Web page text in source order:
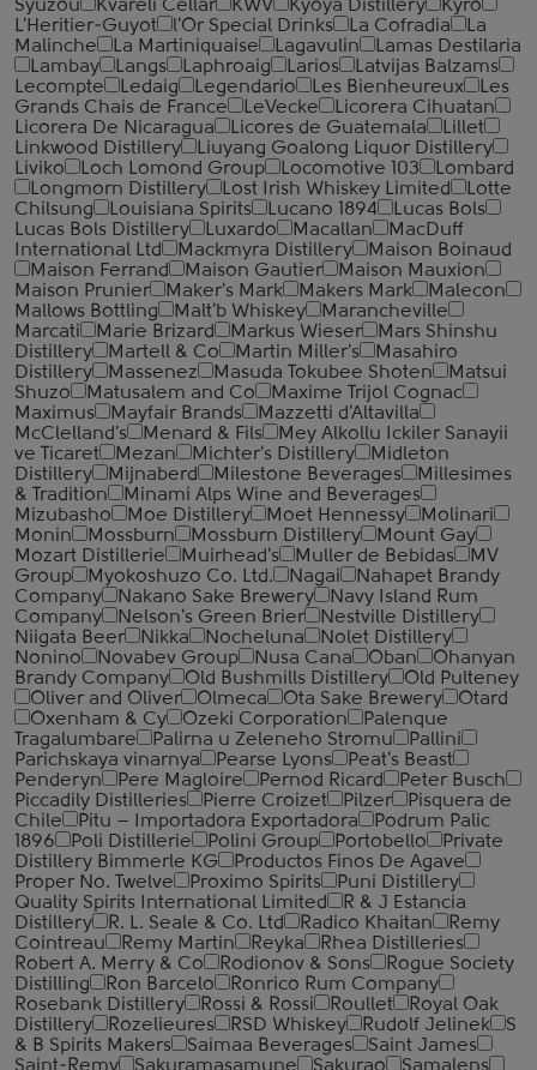
Syuzou
Kvareli Cellar KWV Kyoya Distillery
Kyro
L'Heritier-Guyot
l'Or Special Drinks La Cofradia
La
Malinche
La Martiniquaise Lagavulin
Lamas Destilaria
Lambay
Langs Laphroaig Larios
Latvijas Balzams
Lecompte
Ledaig Legendario Les Bienheureux
Les
Grands Chais de France
LeVecke
Licorera Cihuatan
Licorera De Nicaragua
Licores de Guatemala
Lillet
Linkwood Distillery
Liuyang Goalong Liquor Distillery
Liviko
Loch Lomond Group Locomotive 103
Lombard
Longmorn Distillery
Lost Irish Whiskey Limited
Lotte
Chilsung
Louisiana Spirits Lucano 1894
Lucas Bols
Lucas Bols Distillery
Luxardo Macallan
MacDuff
International Ltd
Mackmyra Distillery
Maison Boinaud
Maison Ferrand
Maison Gautier
Maison Mauxion
Maison Prunier
Maker's Mark Makers Mark
Malecon
Mallows Bottling
Malt'b Whiskey
Marancheville
Marcati
Marie Brizard Markus Wieser
Mars Shinshu
Distillery
Martell & Co Martin Miller's
Masahiro
Distillery
Massenez Masuda Tokubee Shoten
Matsui
Shuzo
Matusalem and Co
Maxime Trijol Cognac
Maximus
Mayfair Brands
Mazzetti d'Altavilla
McClelland's
Menard & Fils
Mey Alkollu Ickiler Sanayii
ve Ticaret
Mezan Michter's Distillery
Midleton
Distillery
Mijnaberd Milestone Beverages
Millesimes
& Tradition
Minami Alps Wine and Beverages
Mizubasho
Moe Distillery Moet Hennessy
Molinari
Monin
Mossburn Mossburn Distillery
Mount Gay
Mozart Distillerie
Muirhead's Muller de Bebidas
MV
Group
Myokoshuzo Co. Ltd. Nagai
Nahapet Brandy
Company
Nakano Sake Brewery
Navy Island Rum
Company
Nelson's Green Brier
Nestville Distillery
Niigata Beer
Nikka Nocheluna
Nolet Distillery
Nonino
Novabev Group Nusa Cana Oban
Ohanyan
Brandy Company
Old Bushmills Distillery
Old Pulteney
Oliver and Oliver
Olmeca Ota Sake Brewery
Otard
Oxenham & Cy
Ozeki Corporation
Palenque
Tragalumbare
Palirna u Zeleneho Stromu
Pallini
Parichskaya vinarnya
Pearse Lyons
Peat's Beast
Penderyn
Pere Magloire Pernod Ricard
Peter Busch
Piccadily Distilleries
Pierre Croizet Pilzer
Pisquera de
Chile
Pitu – Importadora Exportadora
Podrum Palic
1896
Poli Distillerie Polini Group Portobello
Private
Distillery Bimmerle KG
Productos Finos De Agave
Proper No. Twelve
Proximo Spirits
Puni Distillery
Quality Spirits International Limited
R & J Estancia
Distillery
R. L. Seale & Co. Ltd Radico Khaitan
Remy
Cointreau
Remy Martin Reyka
Rhea Distilleries
Robert A. Merry & Co
Rodionov & Sons
Rogue Society
Distilling
Ron Barcelo
Ronrico Rum Company
Rosebank Distillery
Rossi & Rossi Roullet
Royal Oak
Distillery
Rozelieures RSD Whiskey Rudolf Jelinek
S
& B Spirits Makers
Saimaa Beverages
Saint James